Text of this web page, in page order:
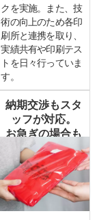
クを実施。また、技
術の向上のため各印
刷所と連携を取り、
実績共有や印刷テス
トを日々行っていま
す。
納期交渉もスタ
ッフが対応。
お急ぎの場合も
ご相談を！